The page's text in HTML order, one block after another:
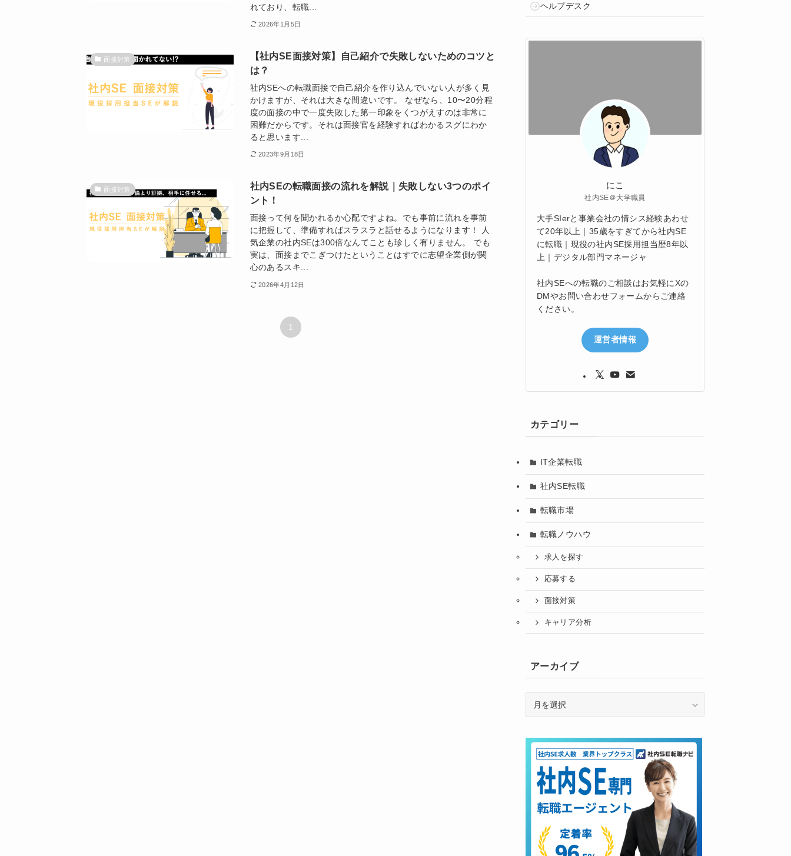
れており、転職...
2026年1月5日
面接対策
【社内SE面接対策】自己紹介で失敗しないためのコツと
は？
社内SEへの転職面接で自己紹介を作り込んでいない人が多く見
かけますが、それは大きな間違いです。 なぜなら、10〜20分程
度の面接の中で一度失敗した第一印象をくつがえすのは非常に
困難だからです。それは面接官を経験すればわかるスグにわか
ると思います...
2023年9月18日
面接対策
社内SEの転職面接の流れを解説｜失敗しない3つのポイ
ント！
面接って何を聞かれるか心配ですよね。でも事前に流れを事前
に把握して、準備すればスラスラと話せるようになります！ 人
気企業の社内SEは300倍なんてことも珍しく有りません。 でも
実は、面接までこぎつけたということはすでに志望企業側が関
心のあるスキ...
2026年4月12日
1
ヘルプデスク
にこ
社内SE＠大学職員
大手SIerと事業会社の情シス経験あわせ
て20年以上｜35歳をすぎてから社内SE
に転職｜現役の社内SE採用担当歴8年以
上｜デジタル部門マネージャ
社内SEへの転職のご相談はお気軽にXの
DMやお問い合わせフォームからご連絡
ください。
運営者情報
カテゴリー
IT企業転職
社内SE転職
転職市場
転職ノウハウ
求人を探す
応募する
面接対策
キャリア分析
アーカイブ
イ